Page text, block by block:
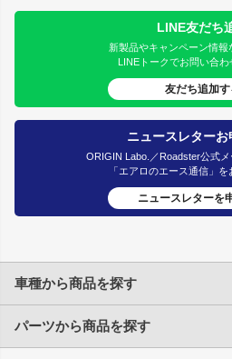
LINE友だち
新製品やキャンペーン情報
LINEトークでお問い合
友だち追加す
ニュースレターお
ORIGIN Labo.／Roadster公式
「エアロのエース通信」を
ニュースレターを
車種から商品を探す
トヨタ
パーツから商品を探す